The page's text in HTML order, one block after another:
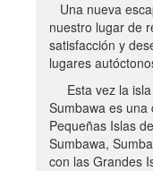
Una nueva
nuestro lugar de
satisfacción y
lugares
Esta vez la isla
Sumbawa es una
Pequeñas Islas
Sumbawa,
con las Grandes